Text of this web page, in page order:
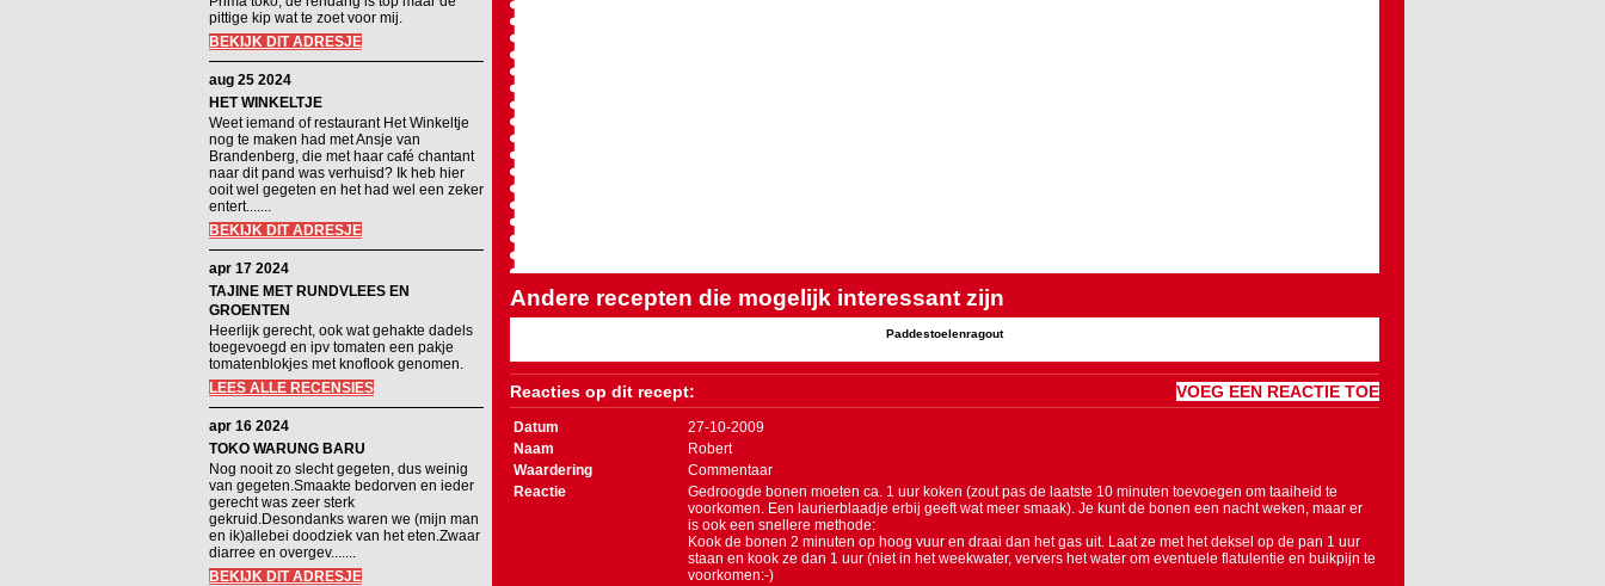
pittige kip wat te zoet voor mij.
BEKIJK DIT ADRESJE
aug 25 2024
HET WINKELTJE
Weet iemand of restaurant Het Winkeltje
nog te maken had met Ansje van
Brandenberg, die met haar café chantant
naar dit pand was verhuisd? Ik heb hier
ooit wel gegeten en het had wel een zeker
entert.......
BEKIJK DIT ADRESJE
apr 17 2024
TAJINE MET RUNDVLEES EN
GROENTEN
Heerlijk gerecht, ook wat gehakte dadels
toegevoegd en ipv tomaten een pakje
tomatenblokjes met knoflook genomen.
LEES ALLE RECENSIES
apr 16 2024
TOKO WARUNG BARU
Nog nooit zo slecht gegeten, dus weinig
van gegeten.Smaakte bedorven en ieder
gerecht was zeer sterk
gekruid.Desondanks waren we (mijn man
en ik)allebei doodziek van het eten.Zwaar
diarree en overgev.......
BEKIJK DIT ADRESJE
Andere recepten die mogelijk interessant zijn
Paddestoelenragout
Reacties op dit recept: VOEG EEN REACTIE TOE
Datum
27-10-2009
Naam
Robert
Waardering
Commentaar
Reactie
Gedroogde bonen moeten ca. 1 uur koken (zout pas de laatste 10 minuten toevoegen om taaiheid te
voorkomen. Een laurierblaadje erbij geeft wat meer smaak). Je kunt de bonen een nacht weken, maar er
is ook een snellere methode:
Kook de bonen 2 minuten op hoog vuur en draai dan het gas uit. Laat ze met het deksel op de pan 1 uur
staan en kook ze dan 1 uur (niet in het weekwater, ververs het water om eventuele flatulentie en buikpijn te
voorkomen:-)